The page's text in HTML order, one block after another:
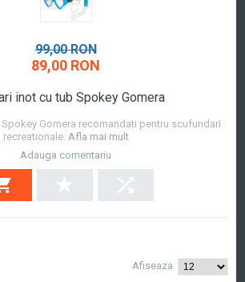
99,00 RON
89,00 RON
inot cu tub Spokey Gomera
Gomera recomandati pentru scufundari
recreationale. Afla mai mult
Adauga comentariu
Afiseaza